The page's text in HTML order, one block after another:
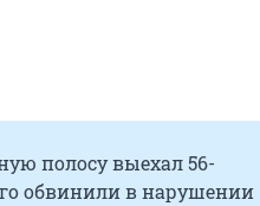
полосу выехал 56-
обвинили в нарушении